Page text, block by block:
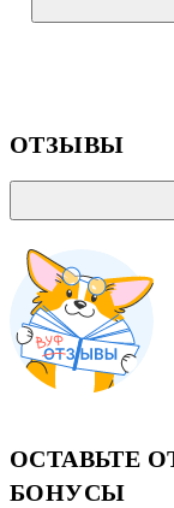
ОТЗЫВЫ
ОСТАВЬТЕ
БОНУСЫ